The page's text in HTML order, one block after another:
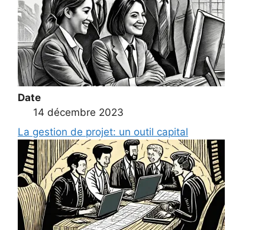
Date
14 décembre 2023
La gestion de projet: un outil capital